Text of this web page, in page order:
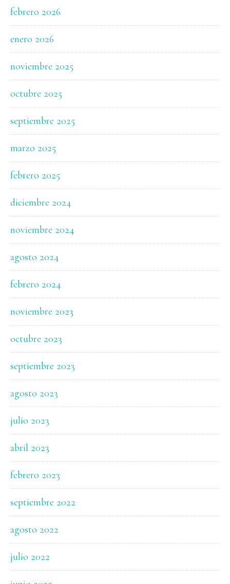
febrero 2026
enero 2026
noviembre 2025
octubre 2025
septiembre 2025
marzo 2025
febrero 2025
diciembre 2024
noviembre 2024
agosto 2024
febrero 2024
noviembre 2023
octubre 2023
septiembre 2023
agosto 2023
julio 2023
abril 2023
febrero 2023
septiembre 2022
agosto 2022
julio 2022